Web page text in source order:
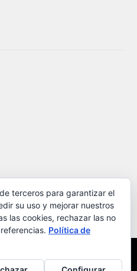
.
0
terceros para garantizar el
su uso y mejorar nuestros
las cookies, rechazar las no
Política de